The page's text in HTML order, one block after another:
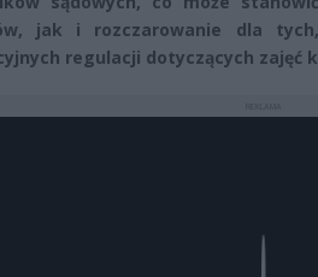
jak i rozczarowanie dla
regulacji dotyczących zajęć